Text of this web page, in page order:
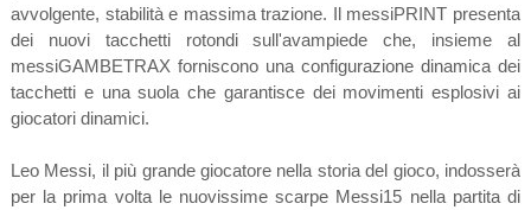
avvolgente, stabilità e massima trazione. Il messiPRINT presenta
dei nuovi tacchetti rotondi sull'avampiede che, insieme al
messiGAMBETRAX forniscono una configurazione dinamica dei
tacchetti e una suola che garantisce dei movimenti esplosivi ai
giocatori dinamici.
Leo Messi, il più grande giocatore nella storia del gioco, indosserà
per la prima volta le nuovissime scarpe Messi15 nella partita di